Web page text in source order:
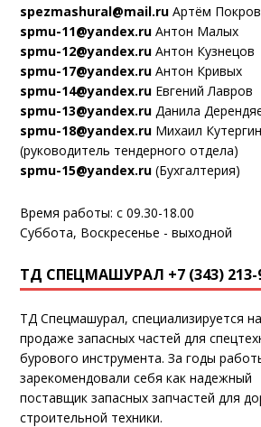
spezmashural@mail.ruАртём
spmu-11@yandex.ruАнтон Малых
spmu-12@yandex.ruАнтон Кузнецов
spmu-17@yandex.ruАнтон Кривых
spmu-14@yandex.ruЕвгений Лавров
spmu-13@yandex.ruДанила
spmu-18@yandex.ruМихаил Кутергин
(руководитель тендерного отдела)
spmu-15@yandex.ru(Бухгалтерия)
Время работы: с 09.30-18.00
Суббота, Воскресенье - выходной
ТД СПЕЦМАШУРАЛ +7 (343) 213-
ТД Спецмашурал, специализируется на
продаже запасных частей для
бурового инструмента. За годы
зарекомендовали себя как надежный
поставщик запасных запчастей для
строительной техники.